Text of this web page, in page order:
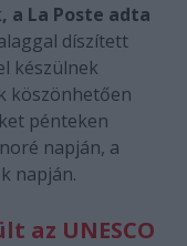
a La Poste adta
díszített
készülnek
köszönhetően
pénteken
napján, a
napján.
az UNESCO